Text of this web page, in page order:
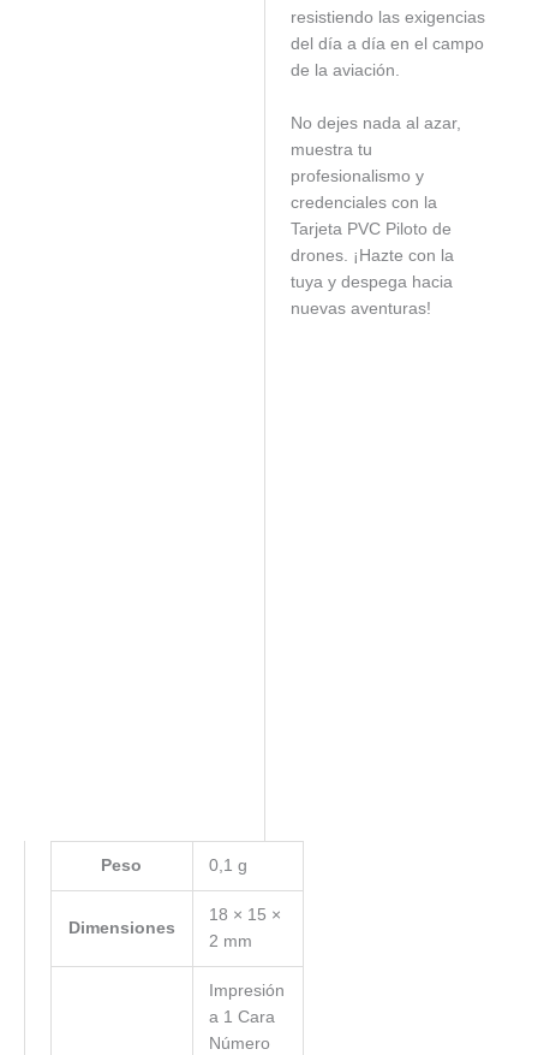
resistiendo las exigencias
del día a día en el campo
de la aviación.
No dejes nada al azar,
muestra tu
profesionalismo y
credenciales con la
Tarjeta PVC Piloto de
drones. ¡Hazte con la
tuya y despega hacia
nuevas aventuras!
Peso 0,1 g
Dimensiones
18 × 15 ×
2 mm
Impresión
a 1 Cara
Número